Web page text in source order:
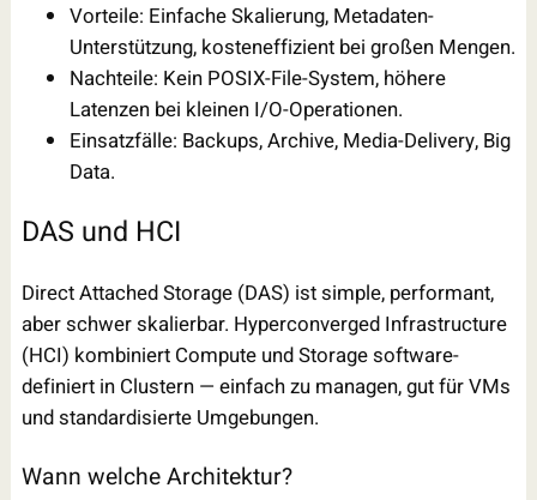
Vorteile: Einfache Skalierung, Metadaten-
Unterstützung, kosteneffizient bei großen Mengen.
Nachteile: Kein POSIX-File-System, höhere
Latenzen bei kleinen I/O-Operationen.
Einsatzfälle: Backups, Archive, Media-Delivery, Big
Data.
DAS und HCI
Direct Attached Storage (DAS) ist simple, performant,
aber schwer skalierbar. Hyperconverged Infrastructure
(HCI) kombiniert Compute und Storage software-
definiert in Clustern — einfach zu managen, gut für VMs
und standardisierte Umgebungen.
Wann welche Architektur?